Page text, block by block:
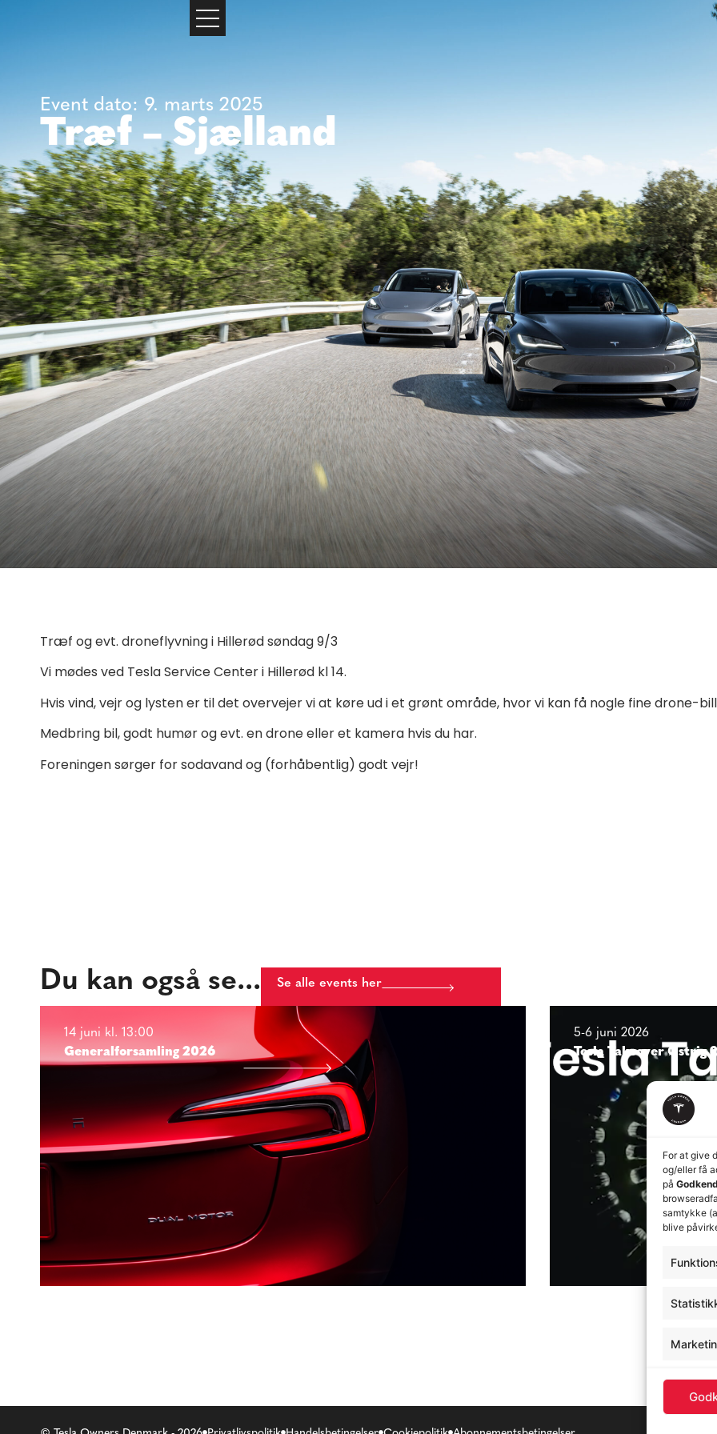
For at give
og/eller få
på
samtykke
blive
Event dato: 9. marts 2025
Træf – Sjælland
Træf og evt. droneflyvning i Hillerød søndag 9/3
Vi mødes ved Tesla Service Center i Hillerød kl 14.
Hvis vind, vejr og lysten er til det overvejer vi at køre ud i et grønt område, hvor vi kan få nogle fine drone-
Medbring bil, godt humør og evt. en drone eller et kamera hvis du har.
Foreningen sørger for sodavand og (forhåbentlig) godt vejr!
Du kan også se... Se alle events her
14 juni kl. 13:00
Generalforsamling 2026
5-6 juni 2026
Tesla Takeover Østrig